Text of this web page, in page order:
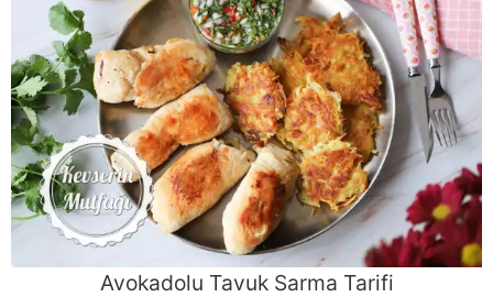
Avokadolu Tavuk Sarma Tarifi